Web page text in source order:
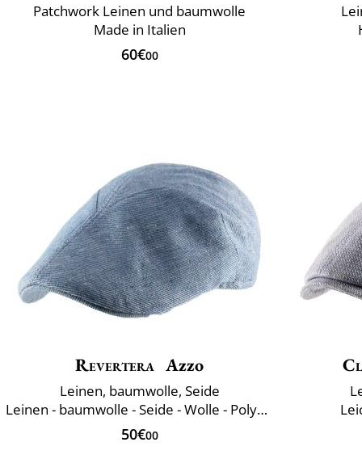
Patchwork Leinen und baumwolle
Made in Italien
60€00
Revertera Azzo
Leinen, baumwolle, Seide
Leinen - baumwolle - Seide - Wolle - Polyamid
50€00